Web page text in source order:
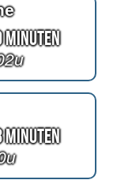
Minuten
Minuten